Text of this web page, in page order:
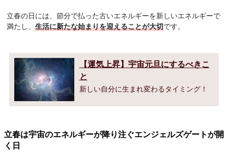
立春の日には、節分で払った古いエネルギーを新しいエネルギーで
満たし、生活に新たな始まりを迎えることが大切です。
【運気上昇】宇宙元旦にするべきこ
と
新しい自分に生まれ変わるタイミング！
立春は宇宙のエネルギーが降り注ぐエンジェルズゲートが開
く日